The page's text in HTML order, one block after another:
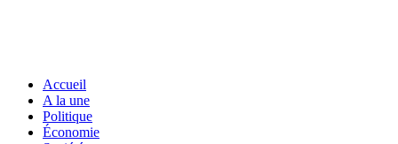
Accueil
A la une
Politique
Économie